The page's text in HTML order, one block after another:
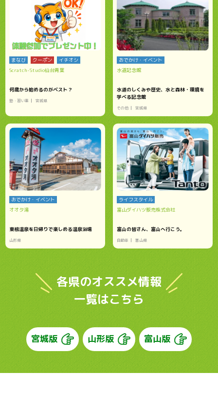
まなび クーポン
イチオシ
Scratch-Studio仙台青葉
何歳から始めるのがベスト？
塾・習い事 宮城県
おでかけ・イベント
水道記念館
水道のしくみや歴史、水と森林・環境を
学べる記念館
その他 宮城県
おでかけ・イベント
オオタ湯
東根温泉を日帰りで楽しめる温泉浴場
山形県
ライフスタイル
富山ダイハツ販売株式会社
富山の皆さん、富山へ行こう。
自動車 富山県
各県のオススメ情報
一覧はこちら
宮城版 山形版 富山版